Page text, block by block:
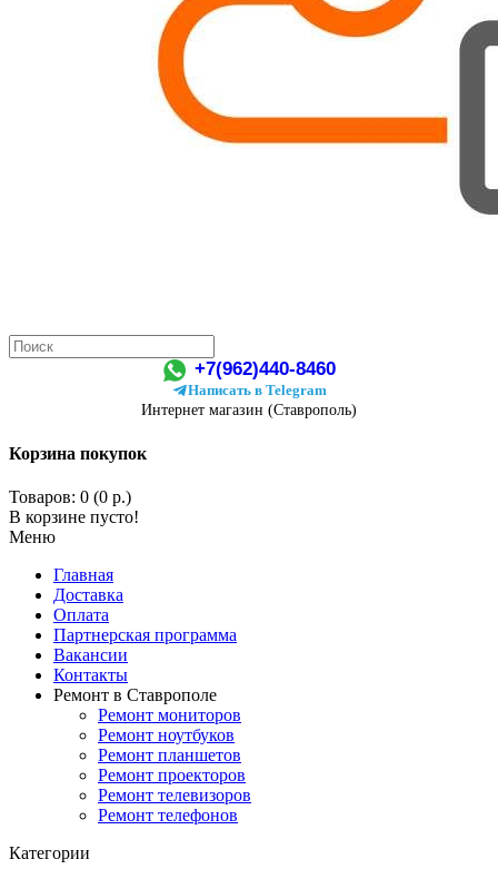
+7(962)440-8460
Написать в Telegram
Интернет магазин (Ставрополь)
Корзина покупок
Товаров: 0 (0 р.)
В корзине пусто!
Меню
Главная
Доставка
Оплата
Партнерская программа
Вакансии
Контакты
Ремонт в Ставрополе
Ремонт мониторов
Ремонт ноутбуков
Ремонт планшетов
Ремонт проекторов
Ремонт телевизоров
Ремонт телефонов
Категории